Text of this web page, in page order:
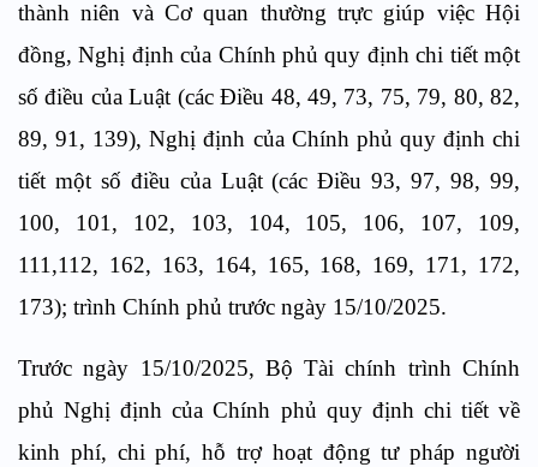
thành niên và Cơ quan thường trực giúp việc Hội
đồng, Nghị định của Chính phủ quy định chi tiết một
số điều của Luật (các Điều 48, 49, 73, 75, 79, 80, 82,
89, 91, 139), Nghị định của Chính phủ quy định chi
tiết một số điều của Luật (các Điều 93, 97, 98, 99,
100, 101, 102, 103, 104, 105, 106, 107, 109,
111,112, 162, 163, 164, 165, 168, 169, 171, 172,
173); trình Chính phủ trước ngày 15/10/2025.
Trước ngày 15/10/2025, Bộ Tài chính trình Chính
phủ Nghị định của Chính phủ quy định chi tiết về
kinh phí, chi phí, hỗ trợ hoạt động tư pháp người